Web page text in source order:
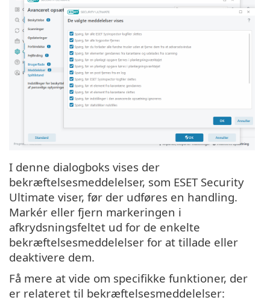
I denne dialogboks vises der
bekræftelsesmeddelelser, som ESET Security
Ultimate viser, før der udføres en handling.
Markér eller fjern markeringen i
afkrydsningsfeltet ud for de enkelte
bekræftelsesmeddelelser for at tillade eller
deaktivere dem.
Få mere at vide om specifikke funktioner, der
er relateret til bekræftelsesmeddelelser: